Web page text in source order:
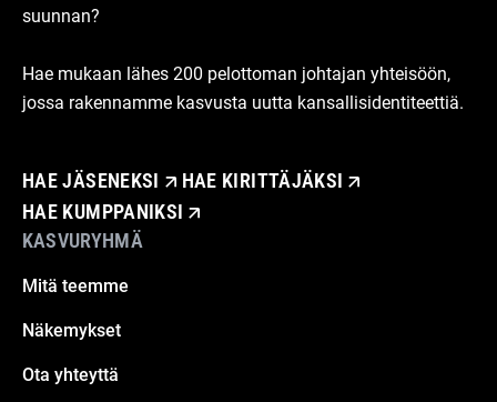
suunnan?
Hae mukaan lähes 200 pelottoman johtajan yhteisöön,
jossa rakennamme kasvusta uutta kansallisidentiteettiä.
HAE JÄSENEKSI
HAE KIRITTÄJÄKSI
HAE KUMPPANIKSI
KASVURYHMÄ
Mitä teemme
Näkemykset
Ota yhteyttä